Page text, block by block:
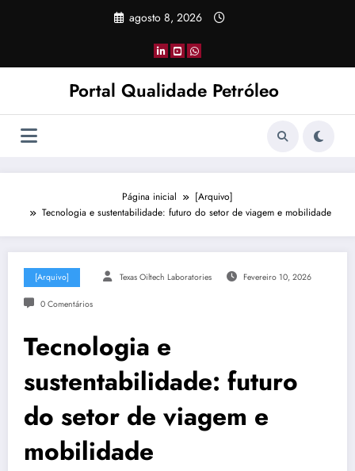
agosto 8, 2026
Portal Qualidade Petróleo
Página inicial
[Arquivo]
Tecnologia e sustentabilidade: futuro do setor de viagem e mobilidade
[Arquivo] Texas Oiltech Laboratories Fevereiro 10, 2026
0 Comentários
Tecnologia e
sustentabilidade: futuro
do setor de viagem e
mobilidade